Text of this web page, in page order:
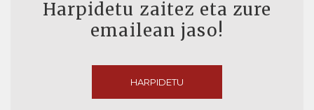
Harpidetu zaitez eta zure
emailean jaso!
HARPIDETU